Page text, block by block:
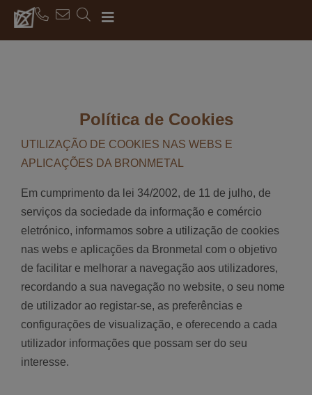
Política de Cookies
UTILIZAÇÃO DE COOKIES NAS WEBS E
APLICAÇÕES DA BRONMETAL
Em cumprimento da lei 34/2002, de 11 de julho, de
serviços da sociedade da informação e comércio
eletrónico, informamos sobre a utilização de cookies
nas webs e aplicações da Bronmetal com o objetivo
de facilitar e melhorar a navegação aos utilizadores,
recordando a sua navegação no website, o seu nome
de utilizador ao registar-se, as preferências e
configurações de visualização, e oferecendo a cada
utilizador informações que possam ser do seu
interesse.